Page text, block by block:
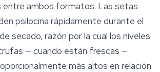
entre ambos formatos. Las setas
psilocina rápidamente durante el
secado, razón por la cual los niveles
— cuando están frescas —
más altos en relación